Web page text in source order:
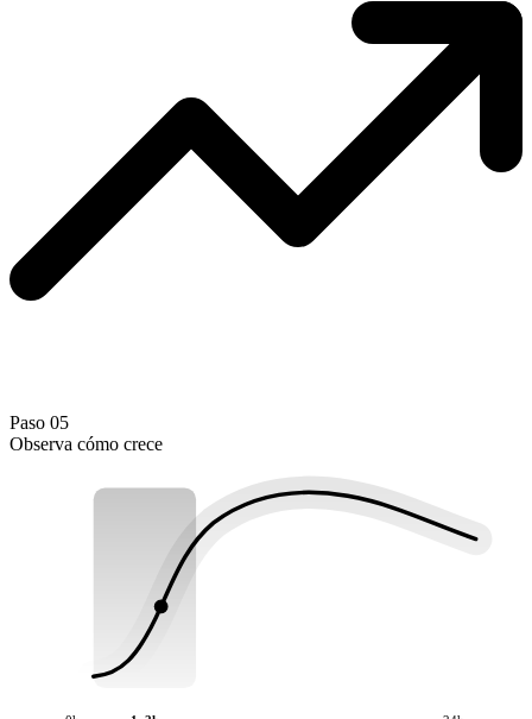
Paso 05
Observa cómo crece